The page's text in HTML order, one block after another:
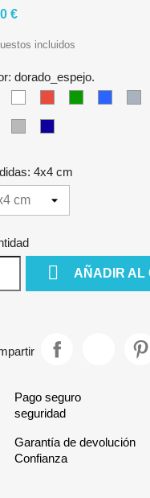
€
incluidos
dorado_espejo.
4x4 cm
 AÑADIR AL
Pago seguro
seguridad
Garantía de devolución
Confianza